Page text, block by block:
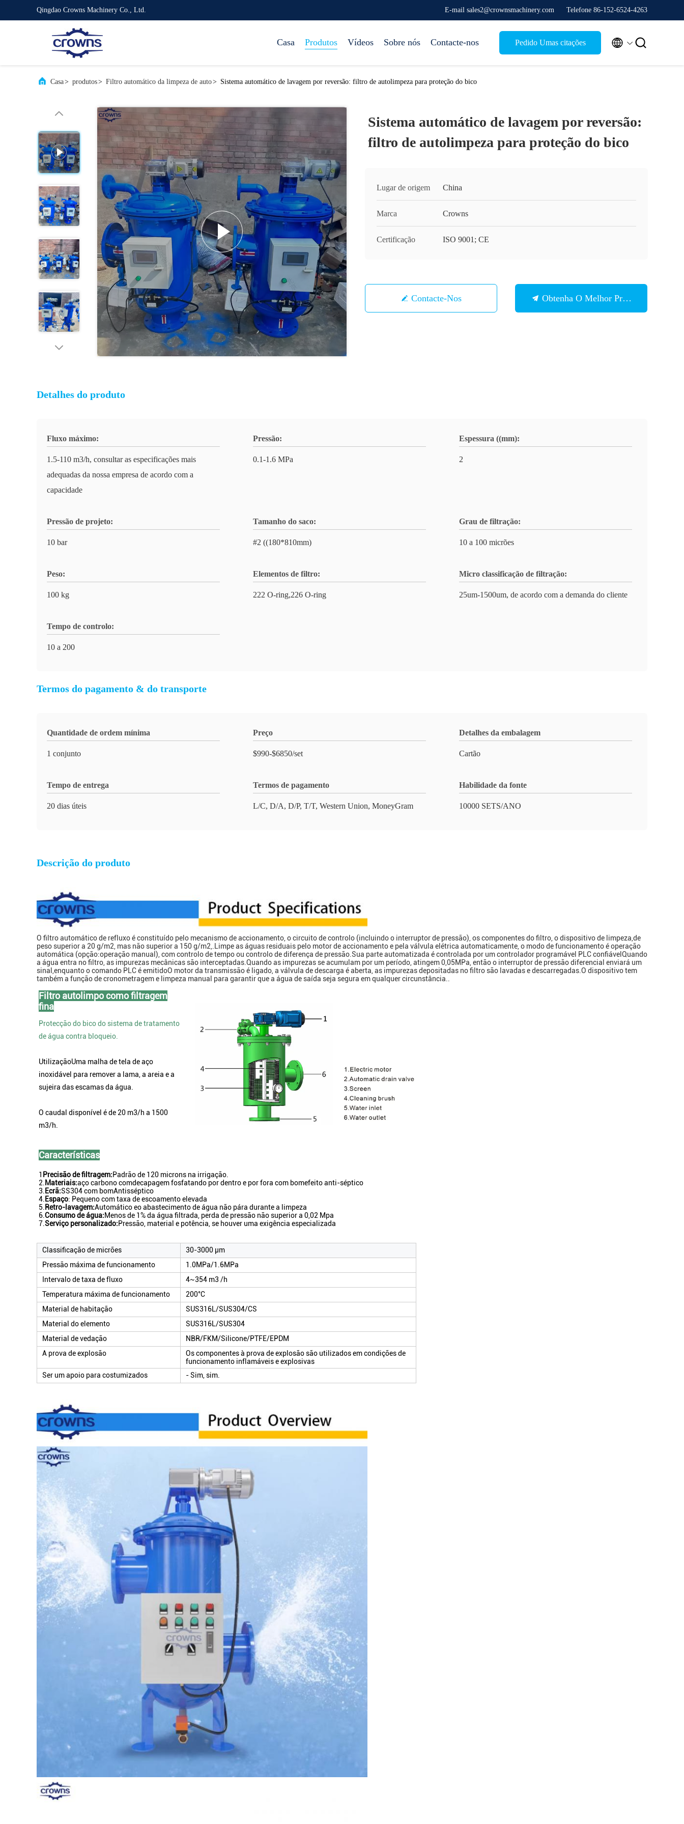
Qingdao Crowns Machinery Co., Ltd. E-mail sales2@crownsmachinery.com Telefone 86-152-6524-4263
Casa Produtos Vídeos Sobre nós Contacte-nos Pedido Umas citações  
Casa> produtos> Filtro automático da limpeza de auto> Sistema automático de lavagem por reversão: filtro de autolimpeza para proteção do bico
Sistema automático de lavagem por reversão:
filtro de autolimpeza para proteção do bico
Lugar de origem China
Marca Crowns
Certificação ISO 9001; CE
Contacte-Nos Obtenha O Melhor Preço
Detalhes do produto
Fluxo máximo:
1.5-110 m3/h, consultar as especificações mais
adequadas da nossa empresa de acordo com a
capacidade
Pressão:
0.1-1.6 MPa
Espessura ((mm):
2
Pressão de projeto:
10 bar
Tamanho do saco:
#2 ((180*810mm)
Grau de filtração:
10 a 100 micrões
Peso:
100 kg
Elementos de filtro:
222 O-ring,226 O-ring
Micro classificação de filtração:
25um-1500um, de acordo com a demanda do cliente
Tempo de controlo:
10 a 200
Termos do pagamento & do transporte
Quantidade de ordem mínima
1 conjunto
Preço
$990-$6850/set
Detalhes da embalagem
Cartão
Tempo de entrega
20 dias úteis
Termos de pagamento
L/C, D/A, D/P, T/T, Western Union, MoneyGram
Habilidade da fonte
10000 SETS/ANO
Descrição do produto
O filtro automático de refluxo é constituído pelo mecanismo de accionamento, o circuito de controlo (incluindo o interruptor de pressão), os componentes do filtro, o dispositivo de limpeza,de
peso superior a 20 g/m2, mas não superior a 150 g/m2,.Limpe as águas residuais pelo motor de accionamento e pela válvula elétrica automaticamente, o modo de funcionamento é operação
automática (opção:operação manual), com controlo de tempo ou controlo de diferença de pressão.Sua parte automatizada é controlada por um controlador programável PLC confiávelQuando
a água entra no filtro, as impurezas mecânicas são interceptadas.Quando as impurezas se acumulam por um período, atingem 0,05MPa, então o interruptor de pressão diferencial enviará um
sinal,enquanto o comando PLC é emitidoO motor da transmissão é ligado, a válvula de descarga é aberta, as impurezas depositadas no filtro são lavadas e descarregadas.O dispositivo tem
também a função de cronometragem e limpeza manual para garantir que a água de saída seja segura em qualquer circunstância..
Filtro autolimpo como filtragem
fina
Protecção do bico do sistema de tratamento
de água contra bloqueio.
UtilizaçãoUma malha de tela de aço
inoxidável para remover a lama, a areia e a
sujeira das escamas da água.
O caudal disponível é de 20 m3/h a 1500
m3/h.
Características
1 Precisão de filtragem:Padrão de 120 microns na irrigação.
2. Materiais:aço carbono comdecapagem fosfatando por dentro e por fora com bomefeito anti-séptico
3. Ecrã:SS304 com bomAntisséptico
4. Espaço: Pequeno com taxa de escoamento elevada
5. Retro-lavagem:Automático eo abastecimento de água não pára durante a limpeza
6.Consumo de água:Menos de 1% da água filtrada, perda de pressão não superior a 0,02 Mpa
7.Serviço personalizado:Pressão, material e potência, se houver uma exigência especializada
Classificação de micrões
30-3000 μm
Pressão máxima de funcionamento
1.0MPa/1.6MPa
Intervalo de taxa de fluxo
4~354 m3 /h
Temperatura máxima de funcionamento
200°C
Material de habitação
SUS316L/SUS304/CS
Material do elemento
SUS316L/SUS304
Material de vedação
NBR/FKM/Silicone/PTFE/EPDM
A prova de explosão
Os componentes à prova de explosão são utilizados em condições de
funcionamento inflamáveis e explosivas
Ser um apoio para costumizados
- Sim, sim.